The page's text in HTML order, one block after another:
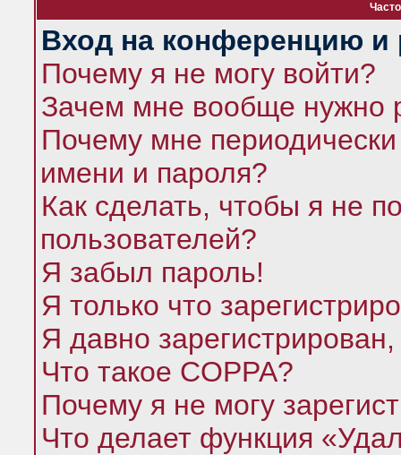
Вход на конференцию и
Почему я не могу войти?
Зачем мне вообще нужно
Почему мне
имени и пароля?
Как сделать, чтобы я не
пользователей?
Я забыл пароль!
Я только что
Я давно
Что такое COPPA?
Почему я не могу
Что делает функция